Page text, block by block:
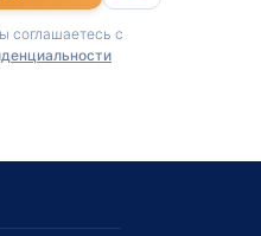
соглашаетесь с